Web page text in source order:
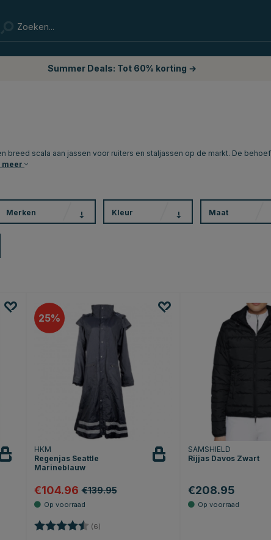
Summer Deals: Tot 60% korting →
scala aan jassen voor ruiters en staljassen op de markt. De
meer
Merken Kleur Maat
25
HKM
Regenjas Seattle
Marineblauw
€104.96 €139.95
Beoordeling: (6)
SAMSHIELD
Rijjas Davos Zwart
€208.95